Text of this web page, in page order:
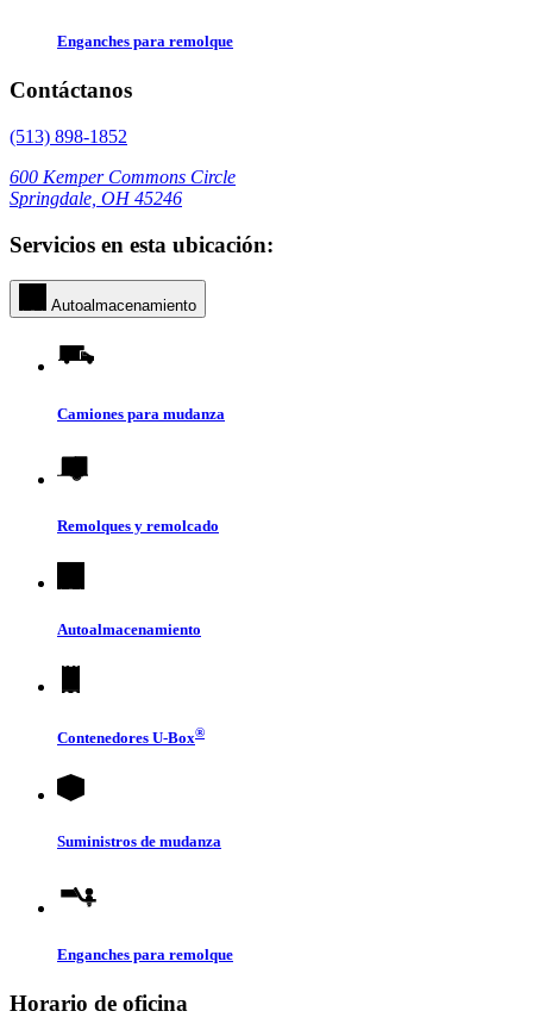
Enganches para remolque
Contáctanos
(513) 898-1852
600 Kemper Commons Circle
Springdale, OH 45246
Servicios en esta ubicación:
Autoalmacenamiento
Camiones para mudanza
Remolques y remolcado
Autoalmacenamiento
Contenedores U-Box®
Suministros de mudanza
Enganches para remolque
Horario de oficina